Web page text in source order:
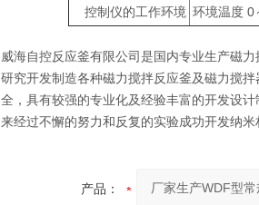
控制仪的工作环境 环境温度 0
威海自控反应釜有限公司是国内专业生产磁
研究开发制造各种磁力搅拌反应釜及磁力搅
全，具有较强的专业化及经验丰富的开发设
来经过不懈的努力和反复的实验成功开发纳
产品：